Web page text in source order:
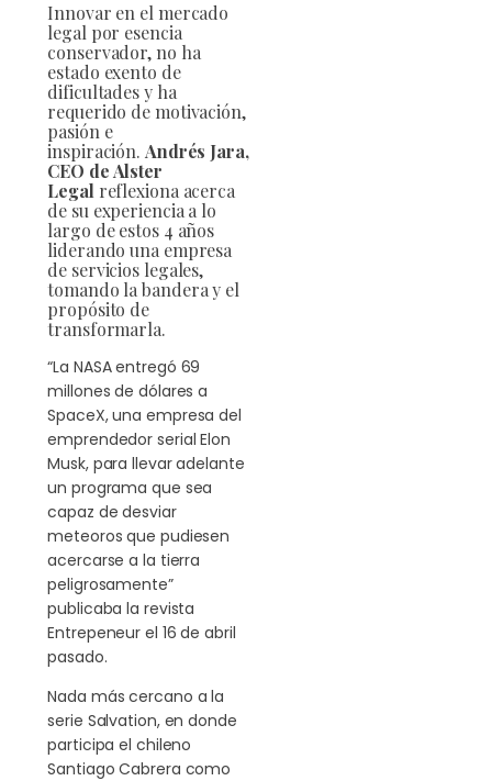
Innovar en el mercado
legal por esencia
conservador, no ha
estado exento de
dificultades y ha
requerido de motivación,
pasión e
inspiración. Andrés Jara,
CEO de Alster
Legal reflexiona acerca
de su experiencia a lo
largo de estos 4 años
liderando una empresa
de servicios legales,
tomando la bandera y el
propósito de
transformarla.
“La NASA entregó 69
millones de dólares a
SpaceX, una empresa del
emprendedor serial Elon
Musk, para llevar adelante
un programa que sea
capaz de desviar
meteoros que pudiesen
acercarse a la tierra
peligrosamente”
publicaba la revista
Entrepeneur el 16 de abril
pasado.
Nada más cercano a la
serie Salvation, en donde
participa el chileno
Santiago Cabrera como